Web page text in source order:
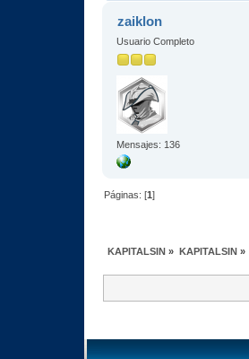
zaiklon
Usuario Completo
Mensajes: 136
Páginas: [1]
KAPITALSIN » KAPITALSIN»